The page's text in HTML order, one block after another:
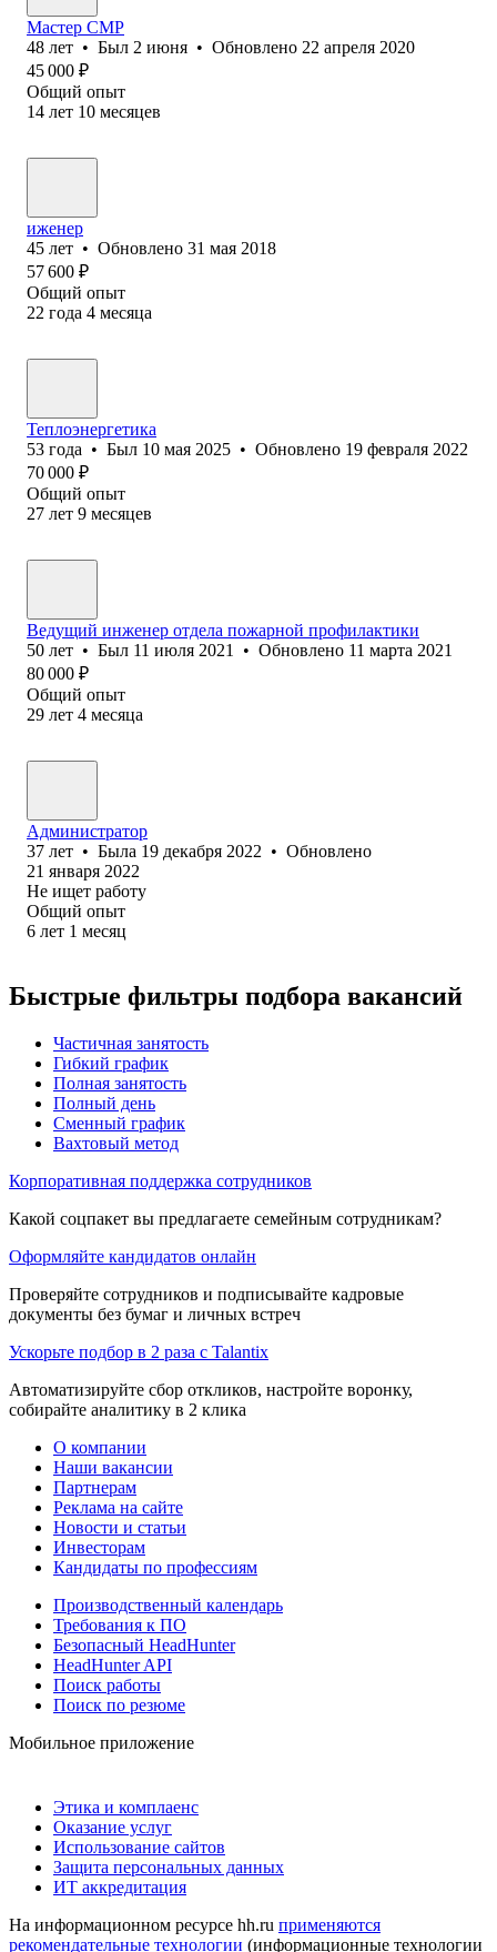
Мастер СМР
48 лет • Был 2 июня • Обновлено 22 апреля 2020
45 000 ₽
Общий опыт
14 лет 10 месяцев
иженер
45 лет • Обновлено 31 мая 2018
57 600 ₽
Общий опыт
22 года 4 месяца
Теплоэнергетика
53 года • Был 10 мая 2025 • Обновлено 19 февраля 2022
70 000 ₽
Общий опыт
27 лет 9 месяцев
Ведущий инженер отдела пожарной профилактики
50 лет • Был 11 июля 2021 • Обновлено 11 марта 2021
80 000 ₽
Общий опыт
29 лет 4 месяца
Администратор
37 лет • Была 19 декабря 2022 • Обновлено
21 января 2022
Не ищет работу
Общий опыт
6 лет 1 месяц
Быстрые фильтры подбора вакансий
Частичная занятость
Гибкий график
Полная занятость
Полный день
Сменный график
Вахтовый метод
Корпоративная поддержка сотрудников
Какой соцпакет вы предлагаете семейным сотрудникам?
Оформляйте кандидатов онлайн
Проверяйте сотрудников и подписывайте кадровые
документы без бумаг и личных встреч
Ускорьте подбор в 2 раза с Talantix
Автоматизируйте сбор откликов, настройте воронку,
собирайте аналитику в 2 клика
О компании
Наши вакансии
Партнерам
Реклама на сайте
Новости и статьи
Инвесторам
Кандидаты по профессиям
Производственный календарь
Требования к ПО
Безопасный HeadHunter
HeadHunter API
Поиск работы
Поиск по резюме
Мобильное приложение
Этика и комплаенс
Оказание услуг
Использование сайтов
Защита персональных данных
ИТ аккредитация
На информационном ресурсе hh.ru применяются
рекомендательные технологии (информационные технологии